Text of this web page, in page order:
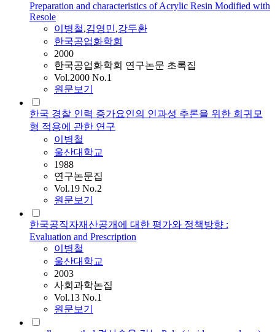
Preparation and characteristics of Acrylic Resin Modified with
Resole
이병철,김영민,강두환
한국공업화학회
2000
한국공업화학회 연구논문 초록집
Vol.2000 No.1
원문보기
한국 경찰 인력 증가요인의 인과성 추론을 위한 회귀모
형 적용에 관한 연구
이병철
울산대학교
1988
연구논문집
Vol.19 No.2
원문보기
한국공직자재산공개에 대한 평가와 정책방향 :
Evaluation and Prescription
이병철
울산대학교
2003
사회과학논집
Vol.13 No.1
원문보기